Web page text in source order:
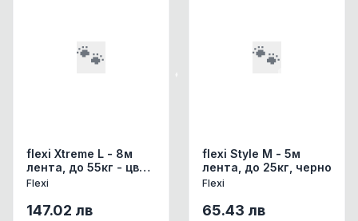
🐾
flexi Xtreme L - 8м
лента, до 55кг - цвят
оранж
Flexi
147.02 лв
🐾
flexi Style M - 5м
лента, до 25кг, черно
Flexi
65.43 лв